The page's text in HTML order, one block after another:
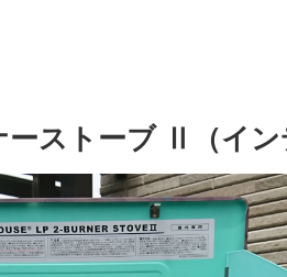
ーストーブ Ⅱ（イン